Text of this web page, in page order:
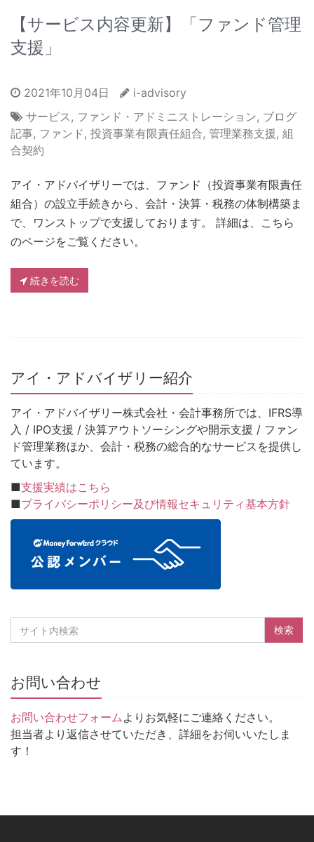
【サービス内容更新】「ファンド管理
支援」
2021年10月04日
i-advisory
サービス, ファンド・アドミニストレーション, ブログ
記事, ファンド, 投資事業有限責任組合, 管理業務支援, 組
合契約
アイ・アドバイザリーでは、ファンド（投資事業有限責任
組合）の設立手続きから、会計・決算・税務の体制構築ま
で、ワンストップで支援しております。 詳細は、こちら
のページをご覧ください。
続きを読む
アイ・アドバイザリー紹介
アイ・アドバイザリー株式会社・会計事務所では、IFRS導
入 / IPO支援 / 決算アウトソーシングや開示支援 / ファン
ド管理業務ほか、会計・税務の総合的なサービスを提供し
ています。
■支援実績はこちら
■プライバシーポリシー及び情報セキュリティ基本方針
お問い合わせ
お問い合わせフォームよりお気軽にご連絡ください。
担当者より返信させていただき、詳細をお伺いいたしま
す！